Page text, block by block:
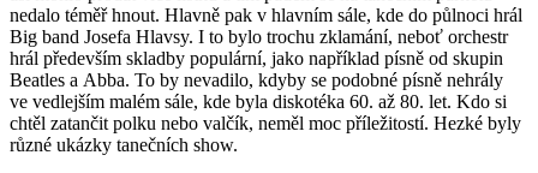
nedalo téměř hnout. Hlavně pak v hlavním sále, kde do půlnoci hrál
Big band Josefa Hlavsy. I to bylo trochu zklamání, neboť orchestr
hrál především skladby populární, jako například písně od skupin
Beatles a Abba. To by nevadilo, kdyby se podobné písně nehrály
ve vedlejším malém sále, kde byla diskotéka 60. až 80. let. Kdo si
chtěl zatančit polku nebo valčík, neměl moc příležitostí. Hezké byly
různé ukázky tanečních show.